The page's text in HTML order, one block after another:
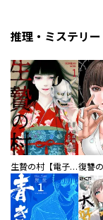
推理・ミステリー
生贄の村【電子単行本版】